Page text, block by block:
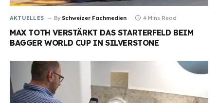
AKTUELLES By Schweizer Fachmedien 4 Mins Read
MAX TOTH VERSTÄRKT DAS STARTERFELD BEIM
BAGGER WORLD CUP IN SILVERSTONE